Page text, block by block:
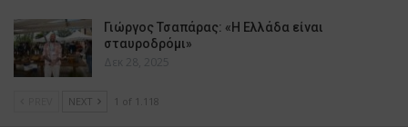
Γιώργος Τσαπάρας: «Η Ελλάδα είναι
σταυροδρόμι»
Δεκ 28, 2025
NEXT 1 of 1.118